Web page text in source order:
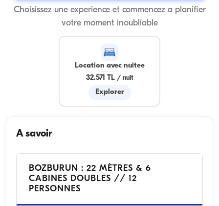
Choisissez une experience et commencez a planifier
votre moment inoubliable
Location avec nuitee
32.571 TL/ nuit
Explorer
A savoir
BOZBURUN : 22 MÈTRES & 6
CABINES DOUBLES // 12
PERSONNES